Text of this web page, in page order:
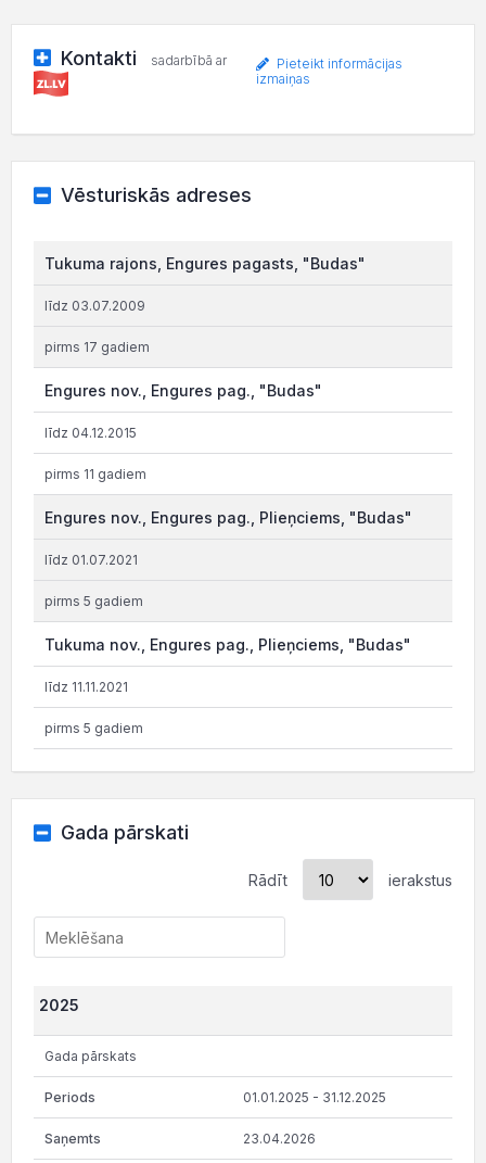
Kontakti sadarbībā ar
Pieteikt informācijas
izmaiņas
Vēsturiskās adreses
Tukuma rajons, Engures pagasts, "Budas"
līdz 03.07.2009
pirms 17 gadiem
Engures nov., Engures pag., "Budas"
līdz 04.12.2015
pirms 11 gadiem
Engures nov., Engures pag., Plieņciems, "Budas"
līdz 01.07.2021
pirms 5 gadiem
Tukuma nov., Engures pag., Plieņciems, "Budas"
līdz 11.11.2021
pirms 5 gadiem
Gada pārskati
Rādīt ierakstus
2025
Gada pārskats
01.01.2025 - 31.12.2025
23.04.2026